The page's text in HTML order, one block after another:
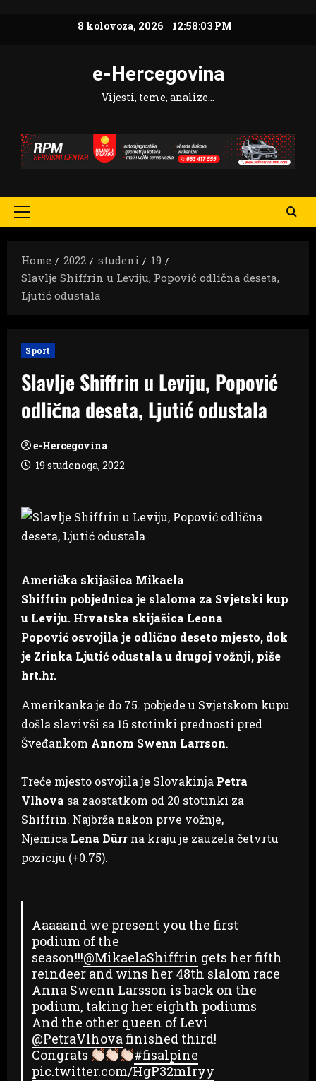
8 kolovoza, 2026 12:58:04 PM
e-Hercegovina
Vijesti, teme, analize…
Primary
Home
2022 studeni
19
Slavlje Shiffrin u Leviju, Popović odlična deseta,
Ljutić odustala
Sport
Slavlje Shiffrin u Leviju, Popović
odlična deseta, Ljutić odustala
e-Hercegovina
19 studenoga, 2022
Američka skijašica Mikaela
Shiffrin pobjednica je slaloma za Svjetski kup
u Leviju. Hrvatska skijašica Leona
Popović osvojila je odlično deseto mjesto, dok
je Zrinka Ljutić odustala u drugoj vožnji, piše
hrt.hr.
Amerikanka je do 75. pobjede u Svjetskom kupu
došla slavivši sa 16 stotinki prednosti pred
Šveđankom Annom Swenn Larrson.
Treće mjesto osvojila je Slovakinja Petra
Vlhova sa zaostatkom od 20 stotinki za
Shiffrin. Najbrža nakon prve vožnje,
Njemica Lena Dürr na kraju je zauzela četvrtu
poziciju (+0.75).
Aaaaand we present you the first
podium of the
season!!!@MikaelaShiffrin gets her fifth
reindeer and wins her 48th slalom race
Anna Swenn Larsson is back on the
podium, taking her eighth podiums
And the other queen of Levi
@PetraVlhovafinished third!
Congrats
#fisalpine
pic.twitter.com/HgP32m1ryy